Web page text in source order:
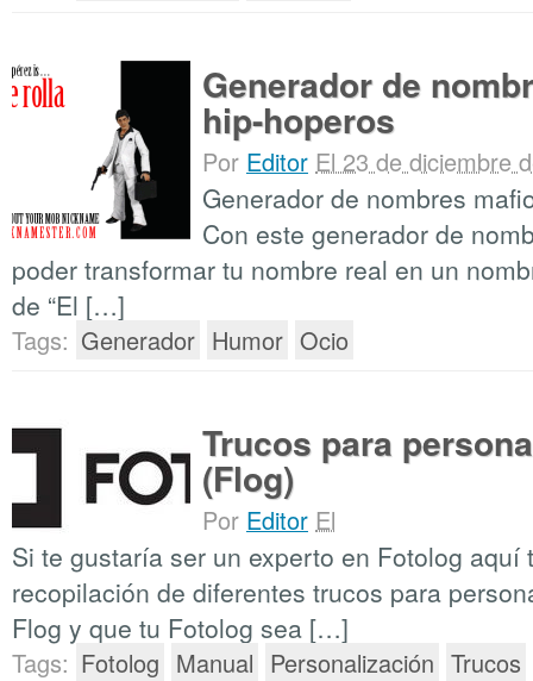
Generador de
hip-hoperos
Por Editor El 23 de diciembre
Generador de nombres
Con este generador de
poder transformar tu nombre real en un
de “El […]
Tags: Generador Humor Ocio
Trucos para
(Flog)
Por Editor El
Si te gustaría ser un experto en Fotolog aquí
recopilación de diferentes trucos para
Flog y que tu Fotolog sea […]
Tags: Fotolog Manual Personalización Trucos